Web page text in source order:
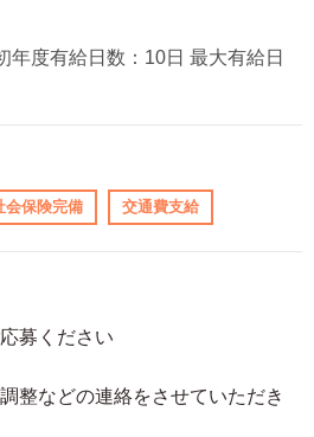
年度有給日数：10日 最大有給日
会保険完備 交通費支給
募ください
整などの連絡をさせていただき